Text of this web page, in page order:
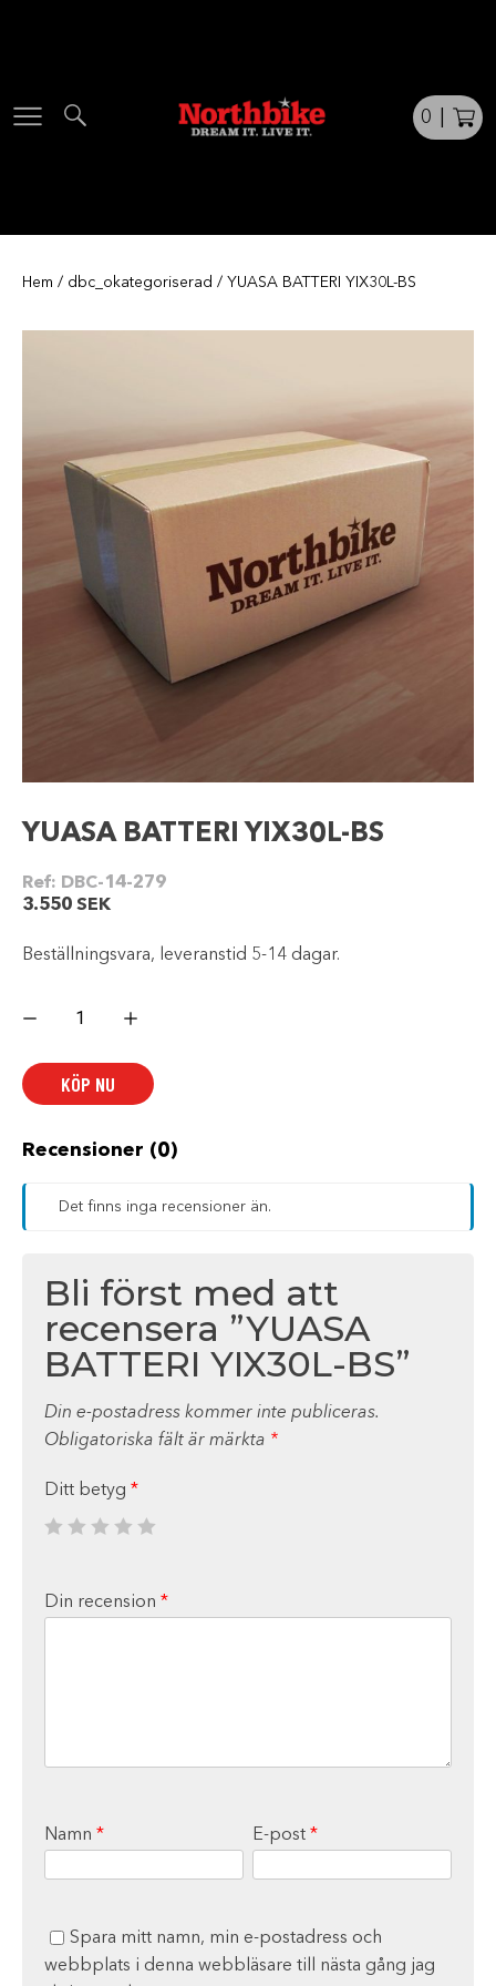
0
Hem / dbc_okategoriserad / YUASA BATTERI YIX30L-BS
YUASA BATTERI YIX30L-BS
Ref: DBC-14-279
3.550 SEK
Beställningsvara, leveranstid 5-14 dagar.
BATTERI
mängd
KÖP NU
Recensioner (0)
Det finns inga recensioner än.
Bli först med att
recensera ”YUASA
BATTERI YIX30L-BS”
Din e-postadress kommer inte publiceras.
Obligatoriska fält är märkta *
Ditt betyg *
Din recension *
Namn * E-post *
Spara mitt namn, min e-postadress och
webbplats i denna webbläsare till nästa gång jag